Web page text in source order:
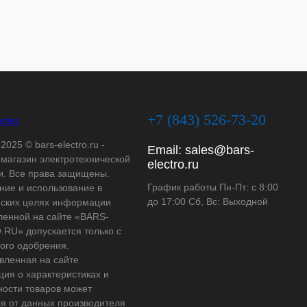
© bars-electro.ru -
электротехнической
Все права защищены.
и использование в
целях информации
на сайте «BARS-
допускается только с
одобрения.
на сайте
о характеристиках и
товаров может
от данных производителя
+7 (843) 526-73-20
Email: sales@bars-
electro.ru
График работы Пн-Пт: с 8:00
до 17:00 Сб, Вс: Выходной